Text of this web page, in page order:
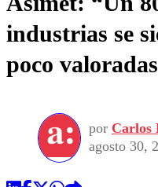
industrias se
poco
por Carlos
agosto 30,